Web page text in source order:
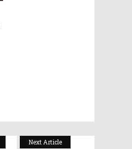
Next Article